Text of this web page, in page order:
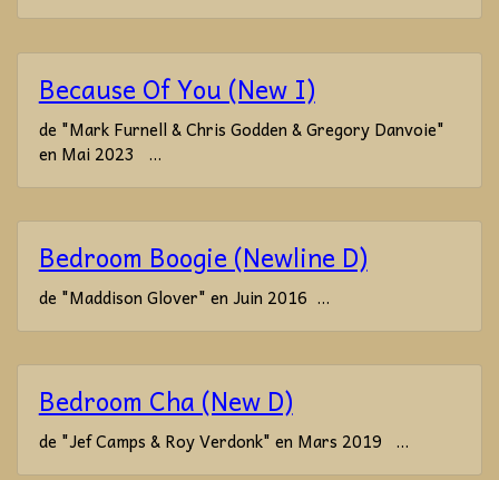
Because Of You (New I)
de "Mark Furnell & Chris Godden & Gregory Danvoie"
en Mai 2023 ...
Bedroom Boogie (Newline D)
de "Maddison Glover" en Juin 2016 ...
Bedroom Cha (New D)
de "Jef Camps & Roy Verdonk" en Mars 2019 ...